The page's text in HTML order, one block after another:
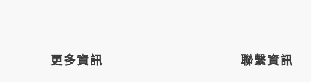
更多資訊 聯繫資訊